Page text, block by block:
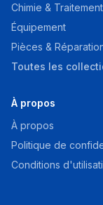
Chimie &
Équipement
Pièces &
Toutes les
À propos
À propos
Politique de
Conditions